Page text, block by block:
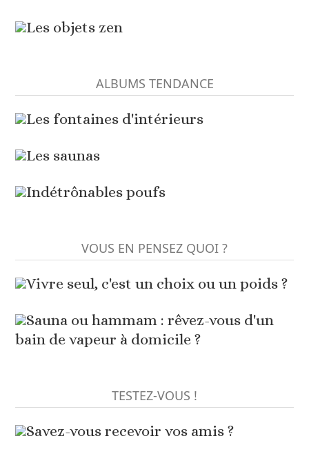
Les objets zen
ALBUMS TENDANCE
Les fontaines d'intérieurs
Les saunas
Indétrônables poufs
VOUS EN PENSEZ QUOI ?
Vivre seul, c'est un choix ou un poids ?
Sauna ou hammam : rêvez-vous d'un
bain de vapeur à domicile ?
TESTEZ-VOUS !
Savez-vous recevoir vos amis ?